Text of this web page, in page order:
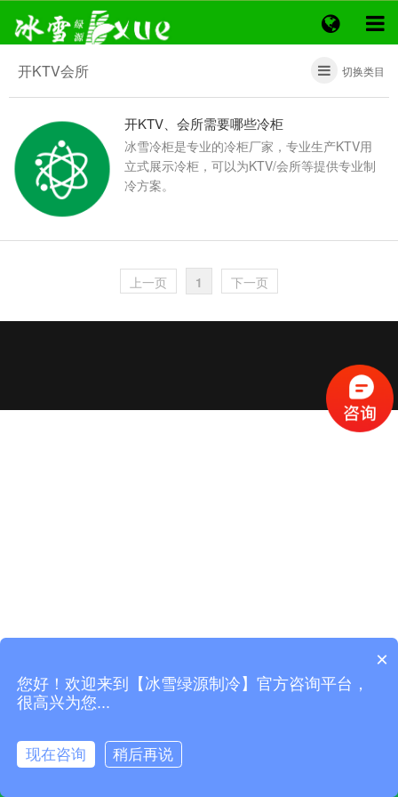
开KTV会所 切换类目
开KTV、会所需要哪些冷柜
冰雪冷柜是专业的冷柜厂家，专业生产KTV用
立式展示冷柜，可以为KTV/会所等提供专业制
冷方案。
上一页 1 下一页
×
您好！欢迎来到【冰雪绿源制冷】官方咨询平台，
很高兴为您...
现在咨询 稍后再说